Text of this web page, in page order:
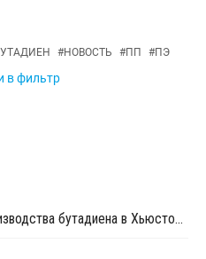
#НОВОСТЬ #ПП #ПЭ
в фильтр
TPC откладывает запуск производства бутадиена в Хьюстоне до третьего квартала